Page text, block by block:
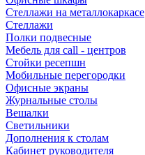
Стеллажи на металлокаркасе
Стеллажи
Полки подвесные
Мебель для call - центров
Стойки ресепшн
Мобильные перегородки
Офисные экраны
Журнальные столы
Вешалки
Светильники
Дополнения к столам
Кабинет руководителя